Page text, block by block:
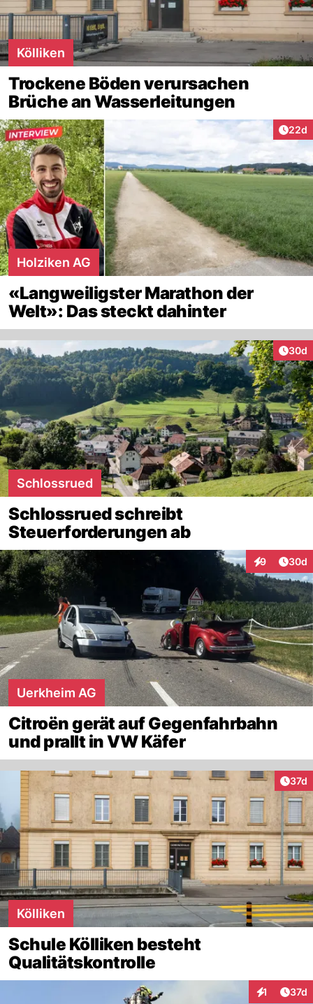
Kölliken
Trockene Böden verursachen
Brüche an Wasserleitungen
22d
Holziken AG
«Langweiligster Marathon der
Welt»: Das steckt dahinter
30d
Schlossrued
Schlossrued schreibt
Steuerforderungen ab
9
Interaktionen
30d
Uerkheim AG
Citroën gerät auf Gegenfahrbahn
und prallt in VW Käfer
37d
Kölliken
Schule Kölliken besteht
Qualitätskontrolle
1 37d